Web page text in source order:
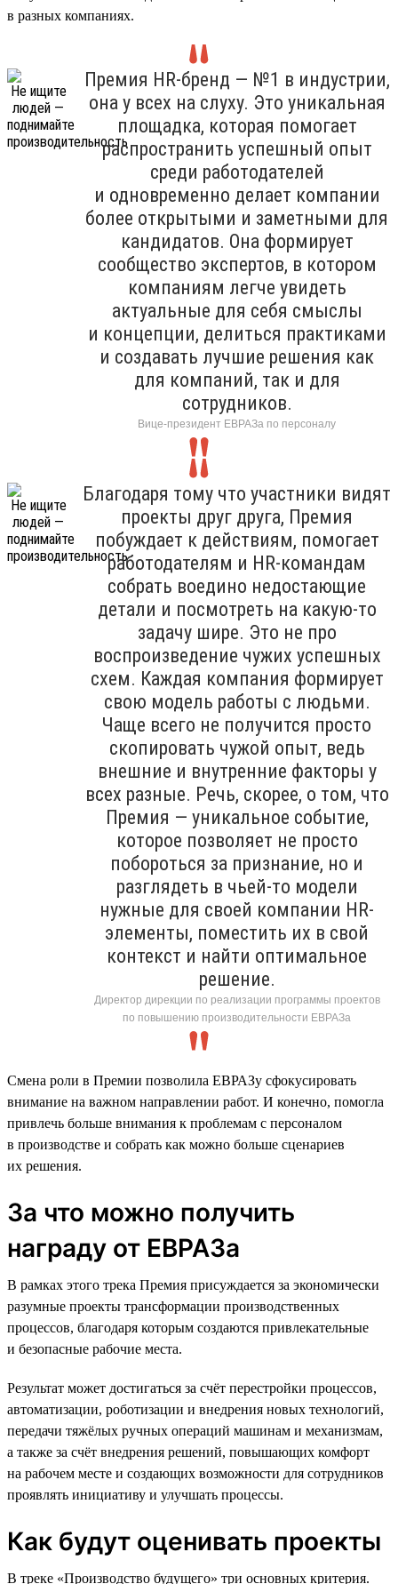
в разных компаниях.
Премия HR-бренд — №1 в индустрии,
она у всех на слуху. Это уникальная
площадка, которая помогает
распространить успешный опыт
среди работодателей
и одновременно делает компании
более открытыми и заметными для
кандидатов. Она формирует
сообщество экспертов, в котором
компаниям легче увидеть
актуальные для себя смыслы
и концепции, делиться практиками
и создавать лучшие решения как
для компаний, так и для
сотрудников.
Вице-президент ЕВРАЗа по персоналу
Благодаря тому что участники видят
проекты друг друга, Премия
побуждает к действиям, помогает
работодателям и HR-командам
собрать воедино недостающие
детали и посмотреть на какую-то
задачу шире. Это не про
воспроизведение чужих успешных
схем. Каждая компания формирует
свою модель работы с людьми.
Чаще всего не получится просто
скопировать чужой опыт, ведь
внешние и внутренние факторы у
всех разные. Речь, скорее, о том, что
Премия — уникальное событие,
которое позволяет не просто
побороться за признание, но и
разглядеть в чьей-то модели
нужные для своей компании HR-
элементы, поместить их в свой
контекст и найти оптимальное
решение.
Директор дирекции по реализации программы проектов
по повышению производительности ЕВРАЗа
Смена роли в Премии позволила ЕВРАЗу сфокусировать
внимание на важном направлении работ. И конечно, помогла
привлечь больше внимания к проблемам с персоналом
в производстве и собрать как можно больше сценариев
их решения.
За что можно получить
награду от ЕВРАЗа
В рамках этого трека Премия присуждается за экономически
разумные проекты трансформации производственных
процессов, благодаря которым создаются привлекательные
и безопасные рабочие места.
Результат может достигаться за счёт перестройки процессов,
автоматизации, роботизации и внедрения новых технологий,
передачи тяжёлых ручных операций машинам и механизмам,
а также за счёт внедрения решений, повышающих комфорт
на рабочем месте и создающих возможности для сотрудников
проявлять инициативу и улучшать процессы.
Как будут оценивать проекты
В треке «Производство будущего» три основных критерия.